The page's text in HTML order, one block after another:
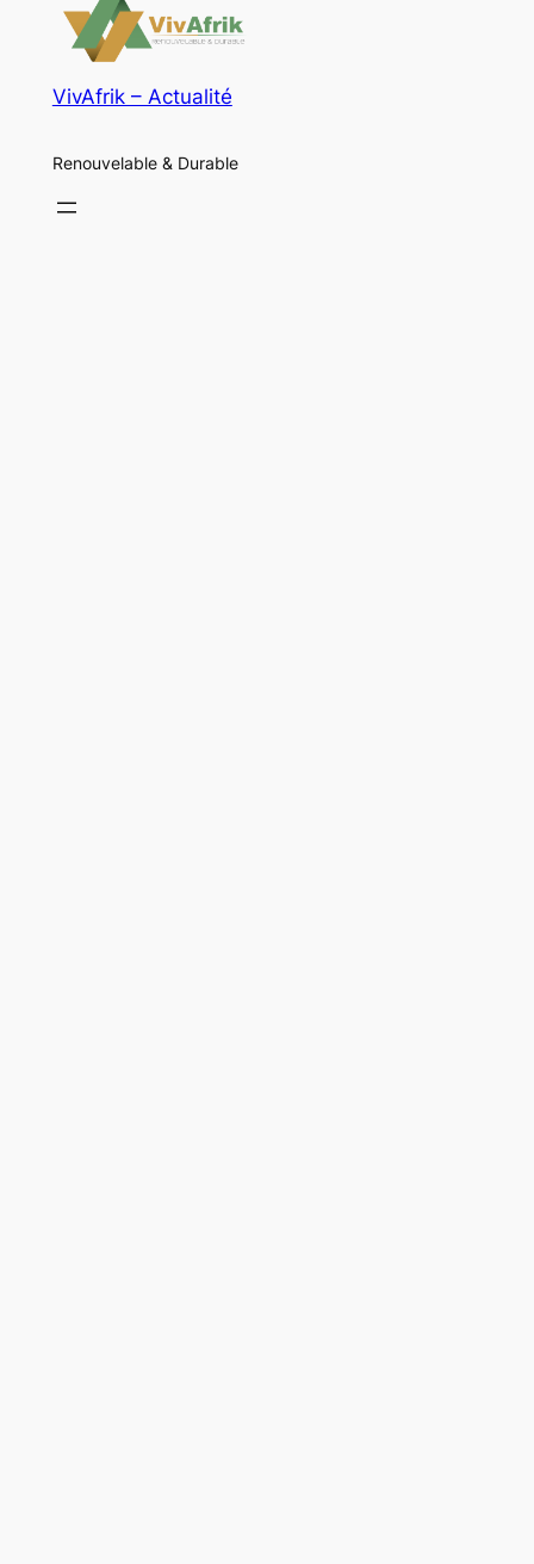
VivAfrik – Actualité
Renouvelable & Durable